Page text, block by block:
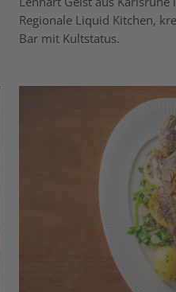
Regionale Liquid Kitchen,
Bar mit Kultstatus.